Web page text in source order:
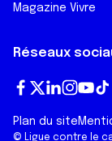
Magazine Vivre
Réseaux
cewi kestutTo
© Ligue contre le
Plan du site